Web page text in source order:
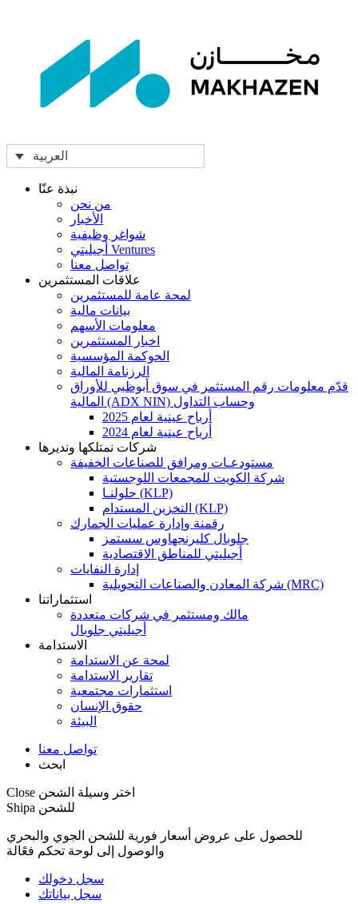
العربية
نبذة عنّا
من نحن
الأخبار
شواغر وظيفية
أجيليتي Ventures
تواصل معنا
علاقات المستثمرين
لمحة عامة للمستثمرين
بيانات مالية
معلومات الأسهم
اخبار المستثمرين
الحوكمة المؤسسية
الرزنامة المالية
قدّم معلومات رقم المستثمر في سوق أبوظبي للأوراق
المالية (ADX NIN) وحساب التداول
أرباح عينية لعام 2025
أرباح عينية لعام 2024
شركات نمتلكها ونديرها
مستودعـات ومرافق للصناعات الخفيفة
شركة الكويت للمجمعات اللوجستية
حلولنـا (KLP)
التخزين المستدام (KLP)
رقمنة وإدارة عمليات الجمارك
جلوبال كليرنجهاوس سستمز
أجيليتي للمناطق الاقتصادية
إدارة النفايات
شركة المعادن والصناعات التحويلية (MRC)
استثماراتنا
مالك ومستثمر في شركات متعددة
أجيليتي جلوبال
الاستدامة
لمحة عن الاستدامة
تقارير الاستدامة
استثمارات مجتمعية
حقوق الإنسان
البيئة
تواصل معنا
ابحث
Close اختر وسيلة الشحن
Shipa للشحن
للحصول على عروض أسعار فورية للشحن الجوي والبحري
والوصول إلى لوحة تحكم فعًالة
سجل دخولك
سجل بياناتك